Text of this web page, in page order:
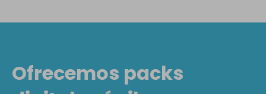
Ofrecemos packs